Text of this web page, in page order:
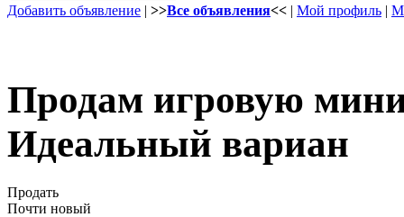
Добавить объявление | >>Все объявления<< | Мой профиль |
Продам игровую
Идеальный вариан
Продать
Почти новый